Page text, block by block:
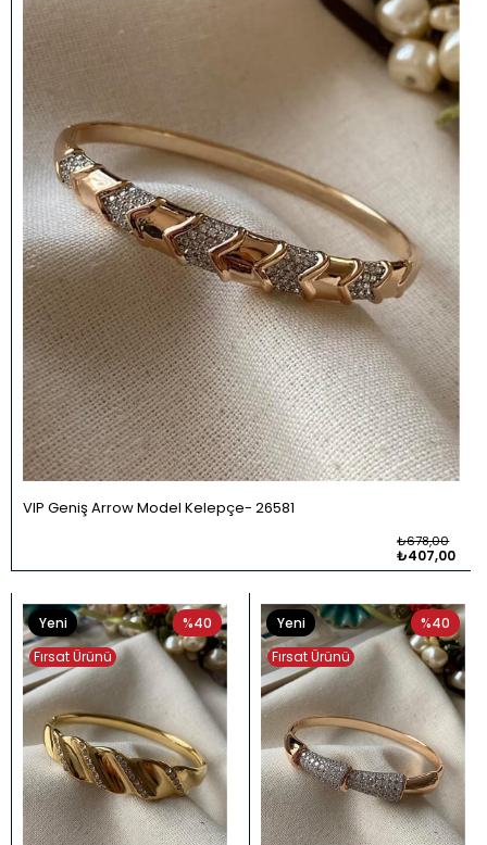
VIP Geniş Arrow Model Kelepçe 26581
₺407,00
₺678,00
%40
Yeni
Ürün
Fırsat Ürünü
%40
Yeni
Ürün
Fırsat Ürünü